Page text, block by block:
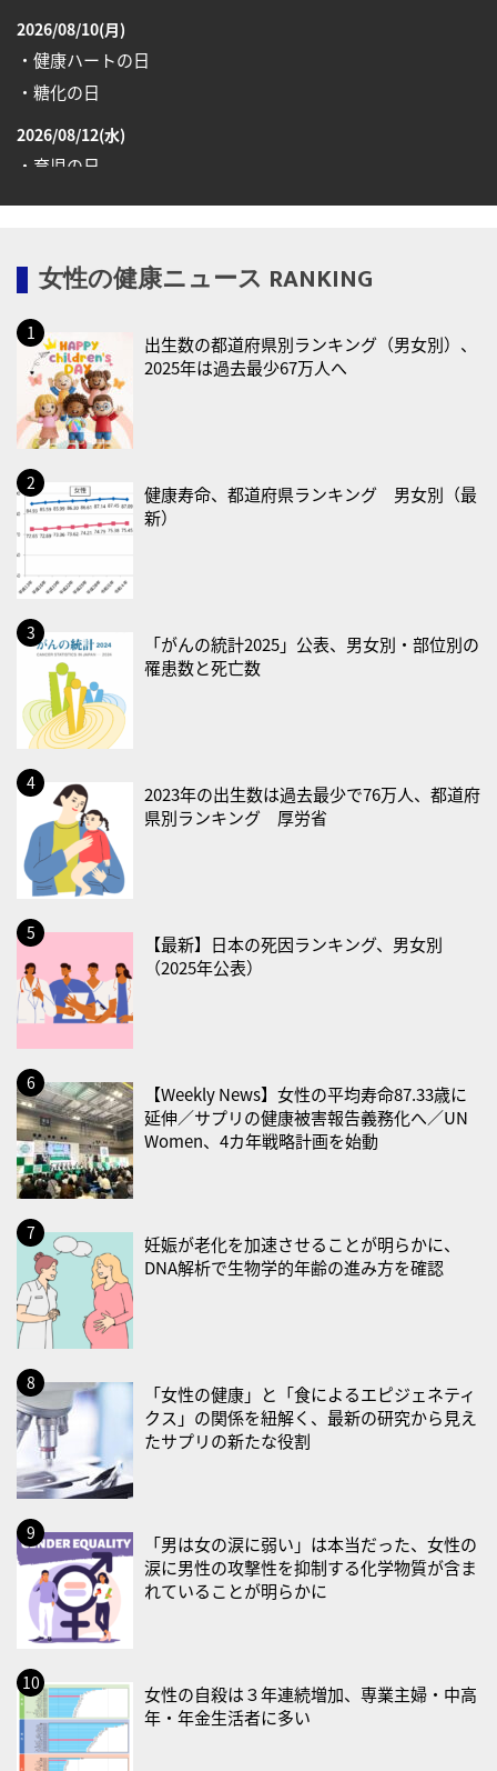
2026/08/10(月)
・健康ハートの日
・糖化の日
2026/08/12(水)
・育児の日
2026/08/13(木)
2026/08/17(月)
2026/08/18(火)
・防犯の日
2026/08/19(水)
・食育の日
2026/08/21(金)
・治療アプリの日
・献血の日
2026/08/22(土)
・禁煙の日
2026/08/23(日)
・不眠の日
・乳酸菌の日
2026/08/25(火)
・いたわり肌の日
2026/08/26(水)
・風呂の日
2026/08/29(土)
・筋肉強化の日
・ＥＰＡの日
2026/08/31(月)
・菜の日
・血管内破砕術（IVL）の日
2026/09/01(火)
・がん征圧月間
・世界アルツハイマー月間
・健康増進普及月間
・歯ヂカラ探究月間
・職場の健康診断実施強化月間
・大腸がん検診の日
・防災の日
2026/09/02(水)
・がん征圧月間
・世界アルツハイマー月間
・健康増進普及月間
・歯ヂカラ探究月間
・職場の健康診断実施強化月間
2026/09/03(木)
・がん征圧月間
・世界アルツハイマー月間
女性の健康ニュース RANKING
出生数の都道府県別ランキング（男女別）、
2025年は過去最少67万人へ
健康寿命、都道府県ランキング 男女別（最
新）
「がんの統計2025」公表、男女別・部位別の
罹患数と死亡数
2023年の出生数は過去最少で76万人、都道府
県別ランキング 厚労省
【最新】日本の死因ランキング、男女別
（2025年公表）
【Weekly News】女性の平均寿命87.33歳に
延伸／サプリの健康被害報告義務化へ／UN
Women、4カ年戦略計画を始動
妊娠が老化を加速させることが明らかに、
DNA解析で生物学的年齢の進み方を確認
「女性の健康」と「食によるエピジェネティ
クス」の関係を紐解く、最新の研究から見え
たサプリの新たな役割
「男は女の涙に弱い」は本当だった、女性の
涙に男性の攻撃性を抑制する化学物質が含ま
れていることが明らかに
女性の自殺は３年連続増加、専業主婦・中高
年・年金生活者に多い